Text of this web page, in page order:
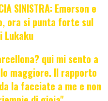
SINISTRA: Emerson e
ora si punta forte sul
Lukaku
qui mi sento a
maggiore. Il rapporto
la facciate a me e non